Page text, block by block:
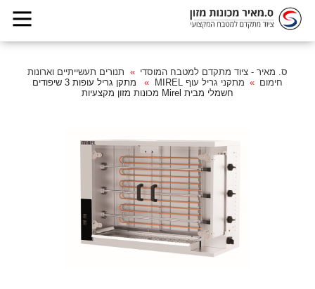
ס. מאיר - ציוד מתקדם למטבח המוסדי
תנורים תעשייתיים וארונות
חימום
מתקני גריל עוף MIREL
מתקן גריל עופות 3 שיפודים
חשמלי מבית Mirel מכונות מזון מקצעיות